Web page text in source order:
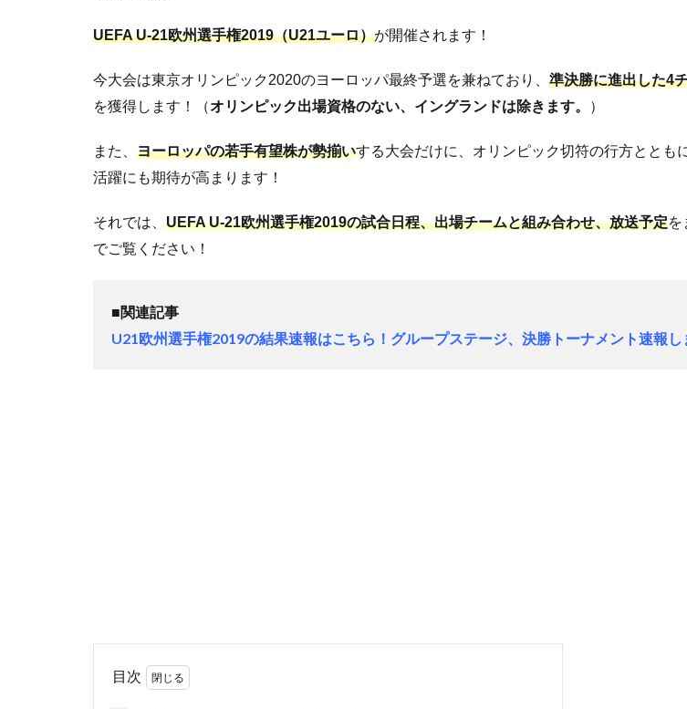
UEFA U-21欧州選手権2019（U21ユーロ）が開催されます！
今大会は東京オリンピック2020のヨーロッパ最終予選を兼ねており、 準決勝に進出した4
を獲得します！（オリンピック出場資格のない、イングランドは除きます。 ）
また、 ヨーロッパの若手有望株が勢揃いする大会だけに、オリンピック切符の行方ととも
活躍にも期待が高まります！
それでは、 UEFA U-21欧州選手権2019の試合日程、出場チームと組み合わせ、放送予定を
でご覧ください！
■関連記事
U21欧州選手権2019の結果速報はこちら！グループステージ、決勝トーナメント速報し
目次